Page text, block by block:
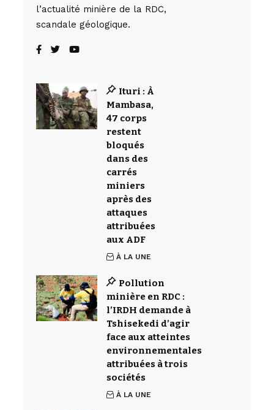
l’actualité minière de la RDC,
scandale géologique.
Ituri : À
Mambasa,
47 corps
restent
bloqués
dans des
carrés
miniers
après des
attaques
attribuées
aux ADF
À LA UNE
Pollution
minière en RDC :
l’IRDH demande à
Tshisekedi d’agir
face aux atteintes
environnementales
attribuées à trois
sociétés
À LA UNE